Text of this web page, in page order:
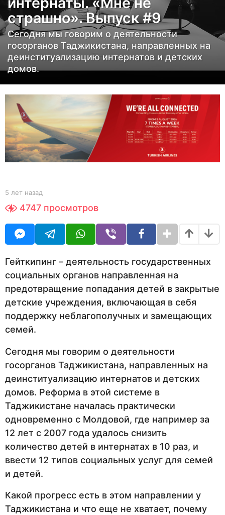
а
з
а
д
5
л
е
т
з
а
д
страшно». Выпуск #9
Сегодня мы говорим о деятельности
госорганов Таджикистана, направленных на
деинституализацию интернатов и детских
домов.
b
Y
O
R
5 лет назад
е
н
а
4747 просмотров
Гейткипинг – деятельность государственных
социальных органов направленная на
предотвращение попадания детей в закрытые
детские учреждения, включающая в себя
поддержку неблагополучных и замещающих
семей.
Сегодня мы говорим о деятельности
госорганов Таджикистана, направленных на
деинституализацию интернатов и детских
домов. Реформа в этой системе в
Таджикистане началась практически
одновременно с Молдовой, где например за
12 лет с 2007 года удалось снизить
количество детей в интернатах в 10 раз, и
ввести 12 типов социальных услуг для семей
и детей.
Какой прогресс есть в этом направлении у
Таджикистана и что еще не хватает, почему